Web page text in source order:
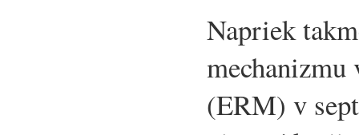
Napriek
mechanizmu
(ERM) v